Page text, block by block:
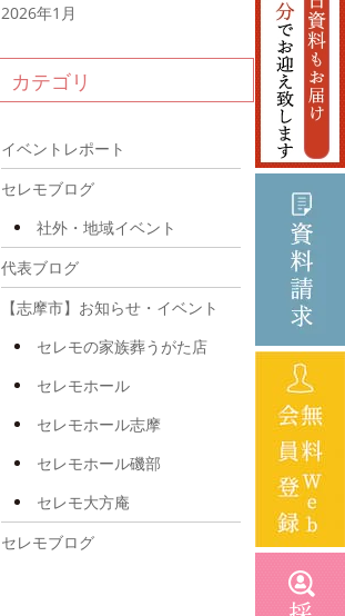
2026年1月
2025年12月
2025年11月
2025年9月
2025年7月
2025年6月
2024年10月
2024年7月
2024年6月
カテゴリ
イベントレポート
セレモブログ
社外・地域イベント
代表ブログ
【志摩市】お知らせ・イベント
セレモの家族葬うがた店
セレモホール
セレモホール志摩
セレモホール磯部
セレモ大方庵
セレモブログ